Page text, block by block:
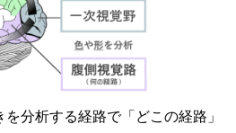
分析する経路で「どこの経路」